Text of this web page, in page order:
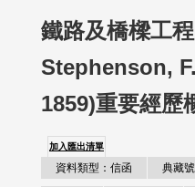
鐵路及橋樑工
Stephenson,
1859)重要經歷
加入匯出清單
資料類型：信函 典藏